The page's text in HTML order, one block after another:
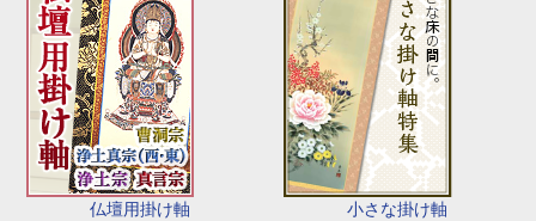
仏壇用掛け軸 小さな掛け軸